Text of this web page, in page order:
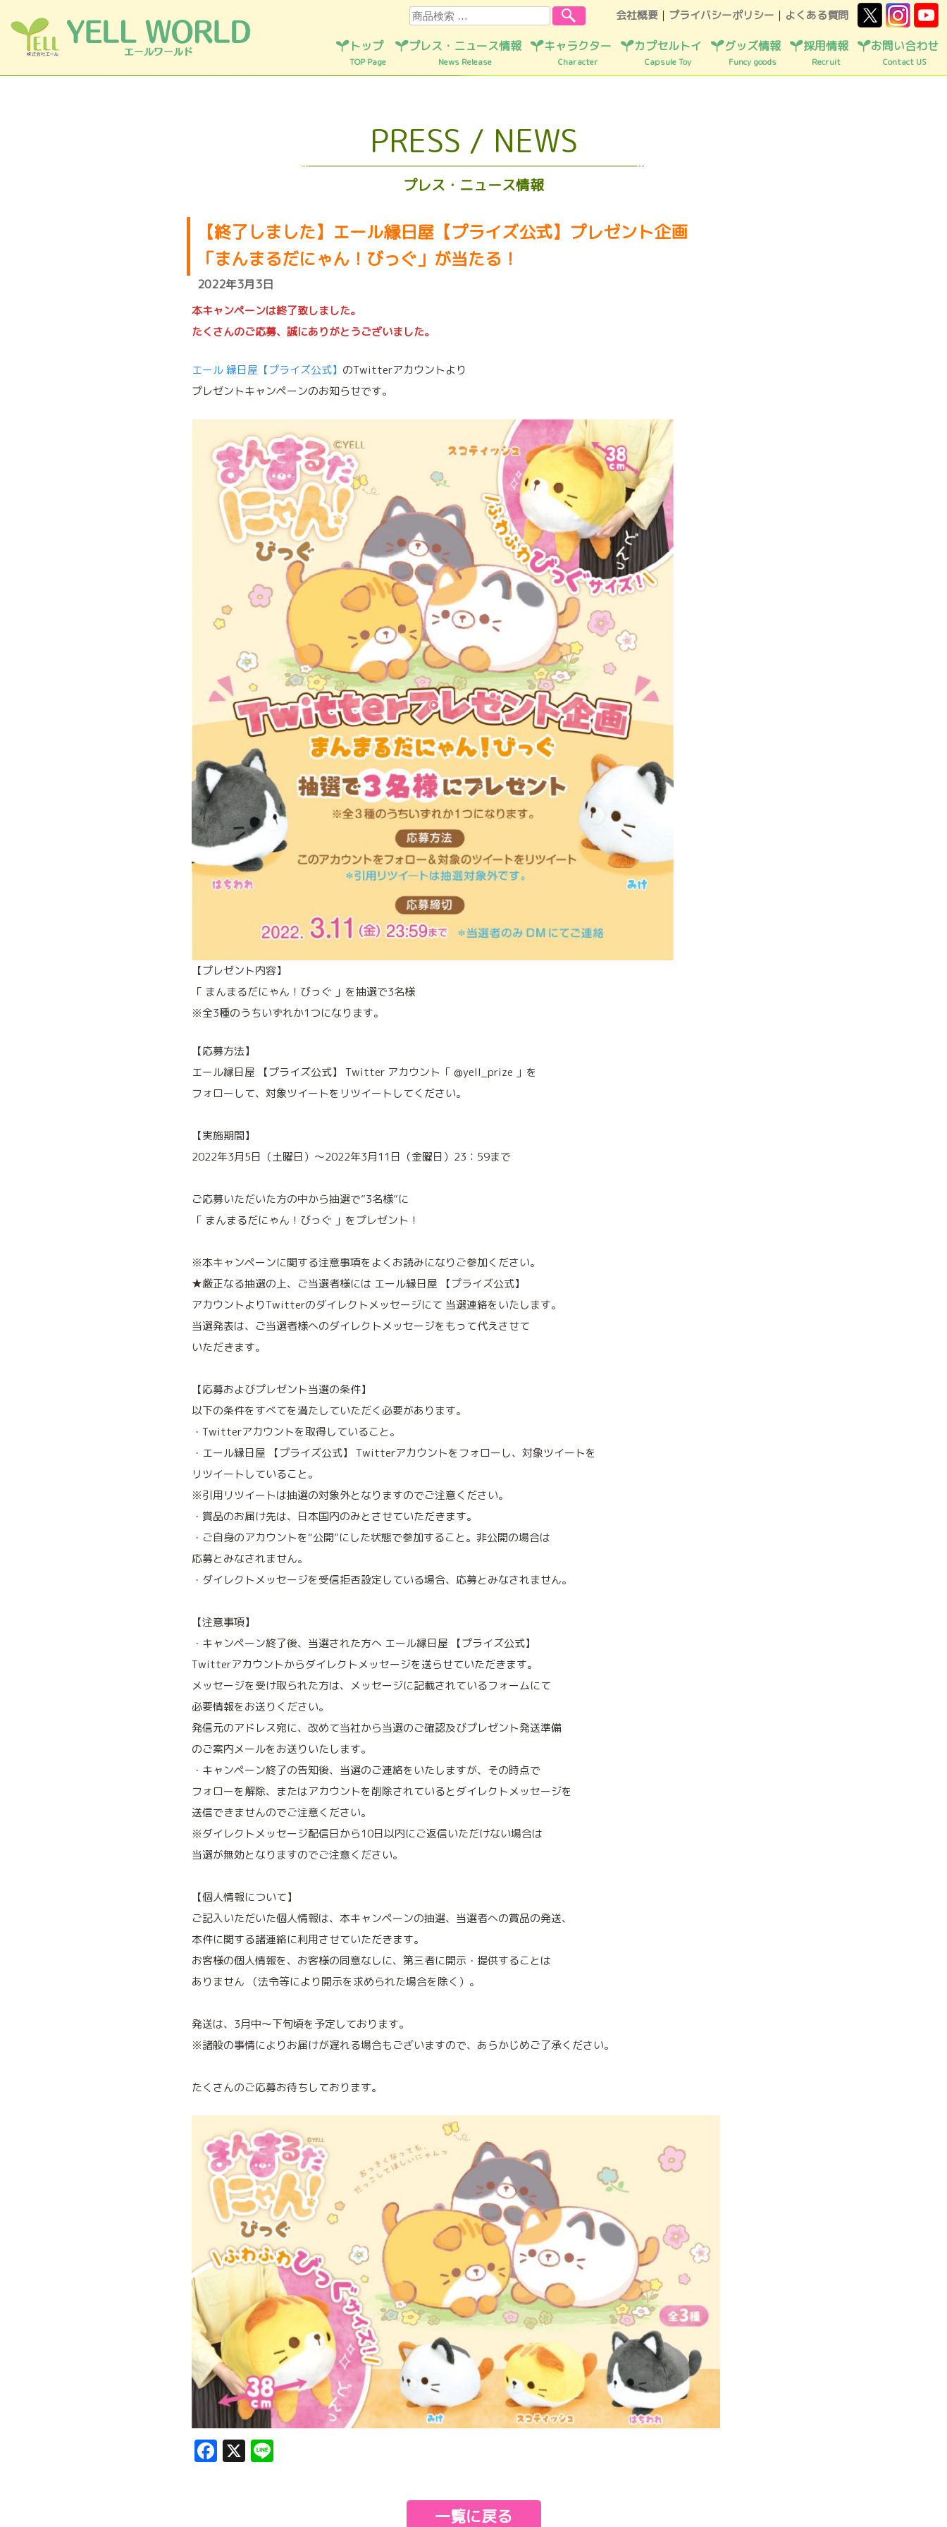
トップ
TOP Page
プレス・ニュース情報
News Release
キャラクター
Character
カプセルトイ
Capsule Toy
グッズ情報
Funcy goods
採用情報
Recruit
お問い合わせ
Contact US
会社概要 ｜ プライバシーポリシー ｜ よくある質問
検索
PRESS / NEWS
プレス・ニュース情報
【終了しました】エール縁日屋【プライズ公式】プレゼント企画
「まんまるだにゃん！びっぐ」が当たる！
2022年3月3日
本キャンペーンは終了致しました。
たくさんのご応募、誠にありがとうございました。
エール 縁日屋【プライズ公式】 のTwitterアカウントより
プレゼントキャンペーンのお知らせです。
【プレゼント内容】
「 まんまるだにゃん！びっぐ 」を抽選で3名様
※全3種のうちいずれか1つになります。
【応募方法】
エール縁日屋 【プライズ公式】 Twitter アカウント「 @yell_prize 」を
フォローして、対象ツイートをリツイートしてください。
【実施期間】
2022年3月5日（土曜日）～2022年3月11日（金曜日）23：59まで
ご応募いただいた方の中から抽選で”3名様”に
「 まんまるだにゃん！びっぐ 」をプレゼント！
※本キャンペーンに関する注意事項をよくお読みになりご参加ください。
★厳正なる抽選の上、ご当選者様には エール縁日屋 【プライズ公式】
アカウントよりTwitterのダイレクトメッセージにて 当選連絡をいたします。
当選発表は、ご当選者様へのダイレクトメッセージをもって代えさせて
いただきます。
【応募およびプレゼント当選の条件】
以下の条件をすべてを満たしていただく必要があります。
・Twitterアカウントを取得していること。
・エール縁日屋 【プライズ公式】 Twitterアカウントをフォローし、対象ツイートを
リツイートしていること。
※引用リツイートは抽選の対象外となりますのでご注意ください。
・賞品のお届け先は、日本国内のみとさせていただきます。
・ご自身のアカウントを“公開”にした状態で参加すること。非公開の場合は
応募とみなされません。
・ダイレクトメッセージを受信拒否設定している場合、応募とみなされません。
【注意事項】
・キャンペーン終了後、当選された方へ エール縁日屋 【プライズ公式】
Twitterアカウントからダイレクトメッセージを送らせていただきます。
メッセージを受け取られた方は、メッセージに記載されているフォームにて
必要情報をお送りください。
発信元のアドレス宛に、改めて当社から当選のご確認及びプレゼント発送準備
のご案内メールをお送りいたします。
・キャンペーン終了の告知後、当選のご連絡をいたしますが、その時点で
フォローを解除、またはアカウントを削除されているとダイレクトメッセージを
送信できませんのでご注意ください。
※ダイレクトメッセージ配信日から10日以内にご返信いただけない場合は
当選が無効となりますのでご注意ください。
【個人情報について】
ご記入いただいた個人情報は、本キャンペーンの抽選、当選者への賞品の発送、
本件に関する諸連絡に利用させていただきます。
お客様の個人情報を、お客様の同意なしに、第三者に開示・提供することは
ありません （法令等により開示を求められた場合を除く）。
発送は、3月中～下旬頃を予定しております。
※諸般の事情によりお届けが遅れる場合もございますので、あらかじめご了承ください。
たくさんのご応募お待ちしております。
Facebook
X
一覧に戻る